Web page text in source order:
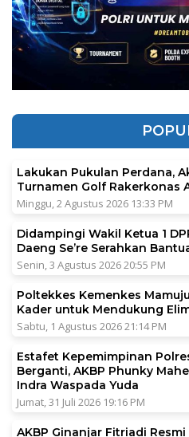
Lakukan Pukulan Perdana,
Turnamen Golf Rakerkonas
Minggu, 2 Agustus 2026 13:33 PM
Didampingi Wakil Ketua 1
Daeng Se’re Serahkan
Senin, 3 Agustus 2026 20:55 PM
Poltekkes Kemenkes
Kader untuk Mendukung
Sabtu, 1 Agustus 2026 21:14 PM
Estafet Kepemimpinan
Berganti, AKBP Phunky
Indra Waspada Yuda
Jumat, 31 Juli 2026 19:16 PM
AKBP Ginanjar Fitriadi